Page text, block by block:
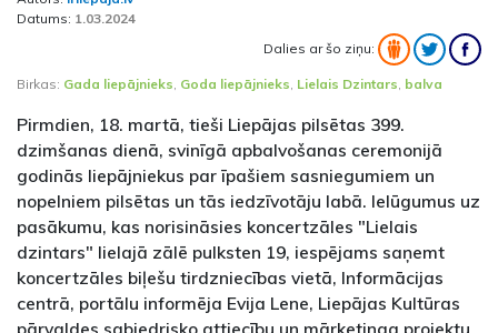
Datums: 1.03.2024
Dalies ar šo ziņu:
Birkas: Gada liepājnieks Goda liepājnieks Lielais Dzintars balva
Pirmdien, 18. martā, tieši Liepājas pilsētas 399.
dzimšanas dienā, svinīgā apbalvošanas ceremonijā
godinās liepājniekus par īpašiem sasniegumiem un
nopelniem pilsētas un tās iedzīvotāju labā. Ielūgumus uz
pasākumu, kas norisināsies koncertzāles "Lielais
dzintars" lielajā zālē pulksten 19, iespējams saņemt
koncertzāles biļešu tirdzniecības vietā, Informācijas
centrā, portālu informēja Evija Lene, Liepājas Kultūras
pārvaldes sabiedrisko attiecību un mārketinga projektu